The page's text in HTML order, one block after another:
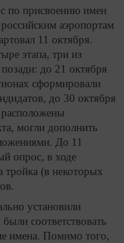
по присвоению имен
аэропортам
11 октября.
этапа, три из
до 21 октября
сформировали
до 30 октября
могли дополнить
До 11
опрос, в ходе
тройка (в некоторых
установили
соответствовать
имена. Помимо того,